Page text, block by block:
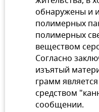
обнаружены и
полимерных
полимерных
веществом
Согласно
изъятый
грамм
средством
сообщении.